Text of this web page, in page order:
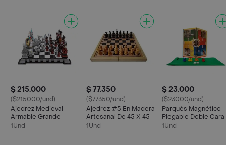
$ 215.000
($215000/und)
Ajedrez Medieval
Armable Grande
1Und
$ 77.350
($77350/und)
Ajedrez #5 En Madera
Artesanal De 45 X 45
1Und
$ 23.000
($23000/und)
Parqués Magnético
Plegable Doble Cara
Y 4 Puestos 35x35
1Und